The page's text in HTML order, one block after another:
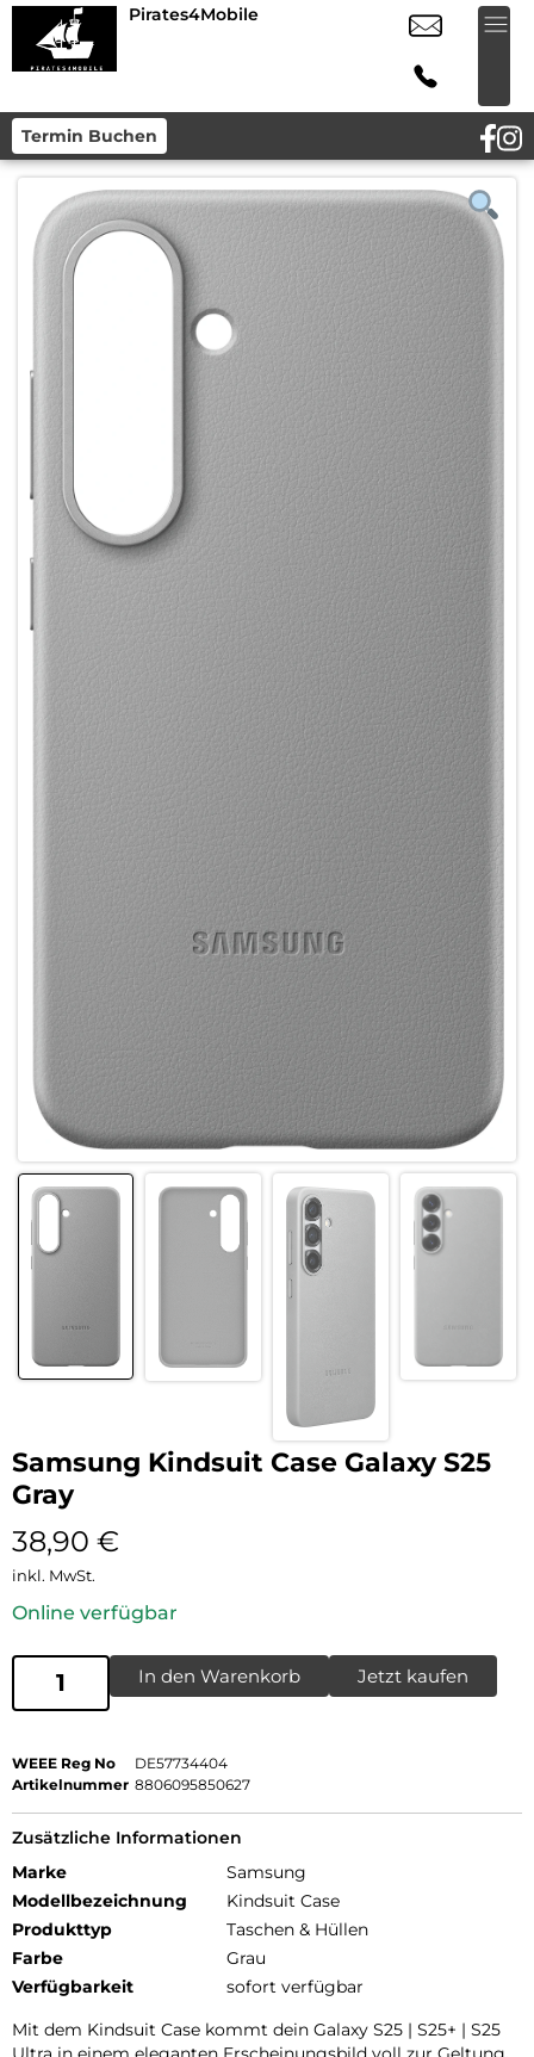
Pirates4Mobile
Termin Buchen
Samsung Kindsuit Case Galaxy S25
Gray
38,90 €
inkl. MwSt.
Online verfügbar
In den Warenkorb Jetzt kaufen
WEEE Reg No
DE57734404
Artikelnummer 8806095850627
Zusätzliche Informationen
Marke
Samsung
Modellbezeichnung
Kindsuit Case
Produkttyp
Taschen & Hüllen
Farbe
Grau
Verfügbarkeit
sofort verfügbar
Mit dem Kindsuit Case kommt dein Galaxy S25 | S25+ | S25